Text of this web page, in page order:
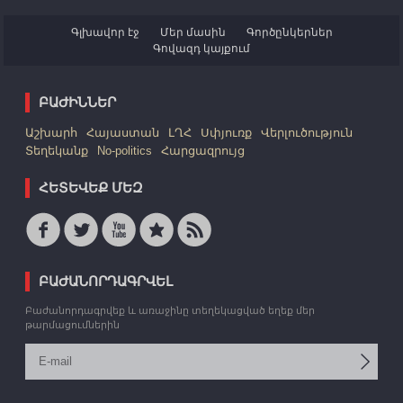
Գլխավոր էջ Մեր մասին
Գործընկերներ
Գովազդ կայքում
ԲԱԺԻՆՆԵՐ
Աշխարհ Հայաստան ԼՂՀ Սփյուռք
Վերլուծություն
Տեղեկանք
No-politics Հարցազրույց
ՀԵՏԵՎԵՔ ՄԵԶ
ԲԱԺԱՆՈՐԴԱԳՐՎԵԼ
Բաժանորդագրվեք և առաջինը տեղեկացված եղեք մեր
թարմացումներին